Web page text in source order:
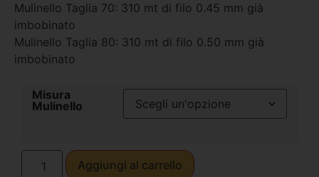
Mulinello Taglia 70: 310 mt di filo 0.45 mm già
imbobinato
Mulinello Taglia 80: 310 mt di filo 0.50 mm già
imbobinato
Misura
Mulinello
Aggiungi al carrello